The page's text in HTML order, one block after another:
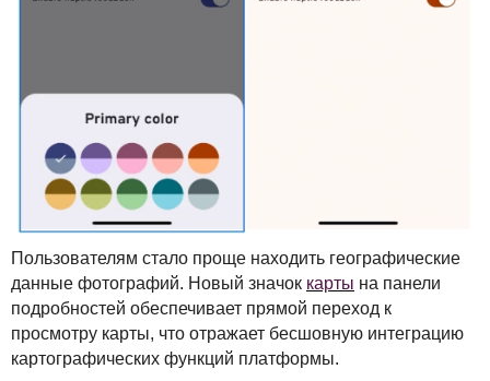
Пользователям стало проще находить географические
данные фотографий. Новый значок карты на панели
подробностей обеспечивает прямой переход к
просмотру карты, что отражает бесшовную интеграцию
картографических функций платформы.